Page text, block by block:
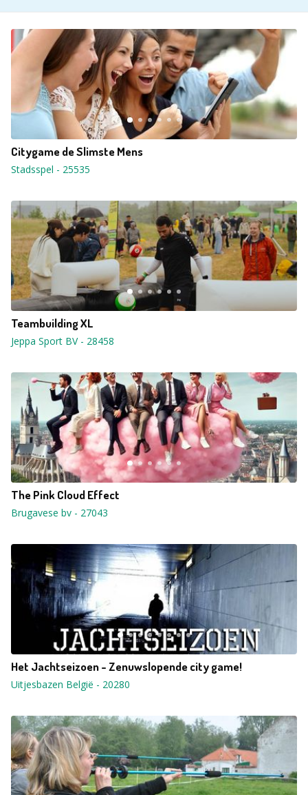
Citygame de Slimste Mens
Stadsspel - 25535
Teambuilding XL
Jeppa Sport BV- 28458
The Pink Cloud Effect
Brugavese bv - 27043
Het Jachtseizoen - Zenuwslopende city game!
Uitjesbazen België - 20280